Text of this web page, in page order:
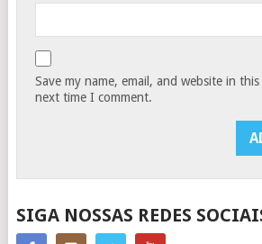
Save my name, email, and website in
next time I comment.
SIGA NOSSAS REDES